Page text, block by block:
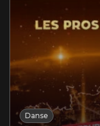
Danse